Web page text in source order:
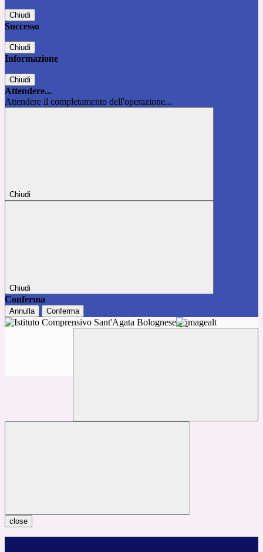
Chiudi
Successo
Chiudi
Informazione
Chiudi
Attendere...
Attendere il completamento dell'operazione...
Chiudi
Chiudi
Conferma
Annulla Conferma
close